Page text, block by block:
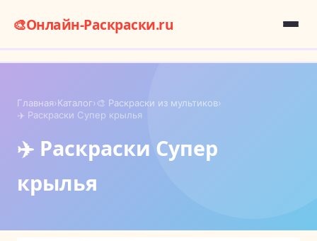
🎨Онлайн-Раскраски.ru
Главная›Каталог›🎨 Раскраски из мультиков›
✈️ Раскраски Супер крылья
✈️ Раскраски Супер
крылья